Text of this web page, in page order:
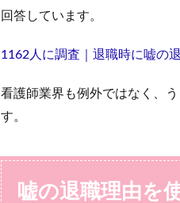
回答しています。
1162人に調査｜退職時に嘘の
看護師業界も例外ではなく、
す。
嘘の退職理由を